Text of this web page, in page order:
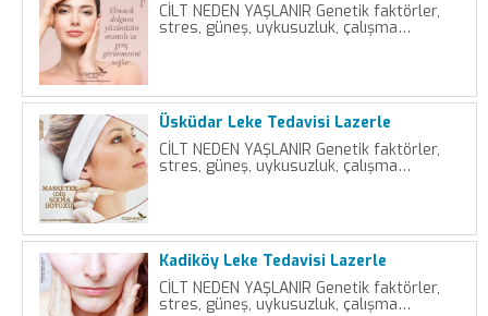
CİLT NEDEN YAŞLANIR Genetik faktörler,
stres, güneş, uykusuzluk, çalışma…
Üsküdar Leke Tedavisi Lazerle
CİLT NEDEN YAŞLANIR Genetik faktörler,
stres, güneş, uykusuzluk, çalışma…
Kadiköy Leke Tedavisi Lazerle
CİLT NEDEN YAŞLANIR Genetik faktörler,
stres, güneş, uykusuzluk, çalışma…